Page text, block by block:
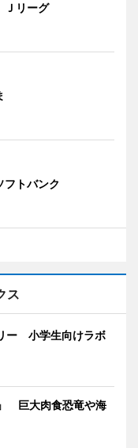
リーグ
トバンク
ス
ー 小学生向けラボ
巨大肉食恐竜や海